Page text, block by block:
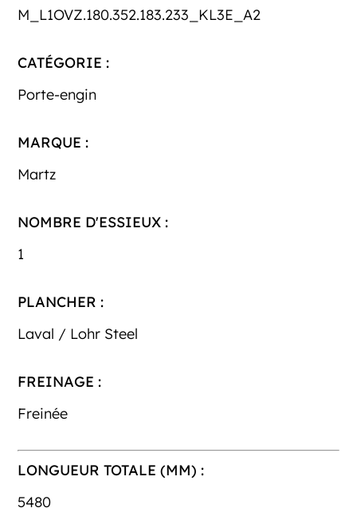
M_L1OVZ.180.352.183.233_KL3E_A2
CATÉGORIE :
Porte-engin
MARQUE :
Martz
NOMBRE D'ESSIEUX :
1
PLANCHER :
Laval / Lohr Steel
FREINAGE :
Freinée
LONGUEUR TOTALE (MM) :
5480